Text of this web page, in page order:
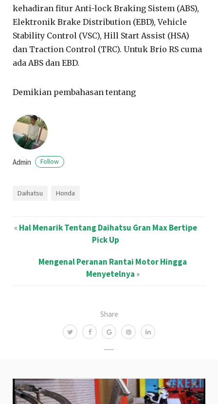
Share
kehadiran fitur Anti-lock Braking Sistem (ABS),
Elektronik Brake Distribution (EBD), Vehicle
Stability Control (VSC), Hill Start Assist (HSA)
dan Traction Control (TRC). Untuk Brio RS cuma
ada ABS dan EBD.
Demikian pembahasan tentang
Admin Follow
Daihatsu Honda
«Hal Menarik Tentang Daihatsu Gran Max Bertipe
Pick Up
Mengenal Peranan Rantai Motor Hingga
Menyetelnya »